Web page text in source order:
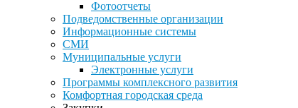
Фотоотчеты
Подведомственные организации
Информационные системы
СМИ
Муниципальные услуги
Электронные услуги
Программы комплексного развития
Комфортная городская среда